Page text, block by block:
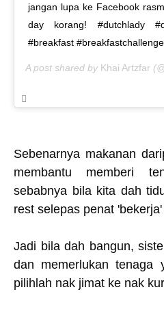
jangan lupa ke Facebook
day korang! #dutchlady
#breakfast
A post shared by Khai Artzfar
Sebenarnya makanan
membantu memberi
sebabnya bila kita dah
rest selepas penat 'bekerja'
Jadi bila dah bangun,
dan memerlukan tenaga
pilihlah nak jimat ke nak